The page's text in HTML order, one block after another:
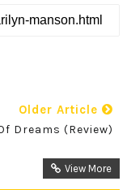
Older Article
Dreams (Review)
View More